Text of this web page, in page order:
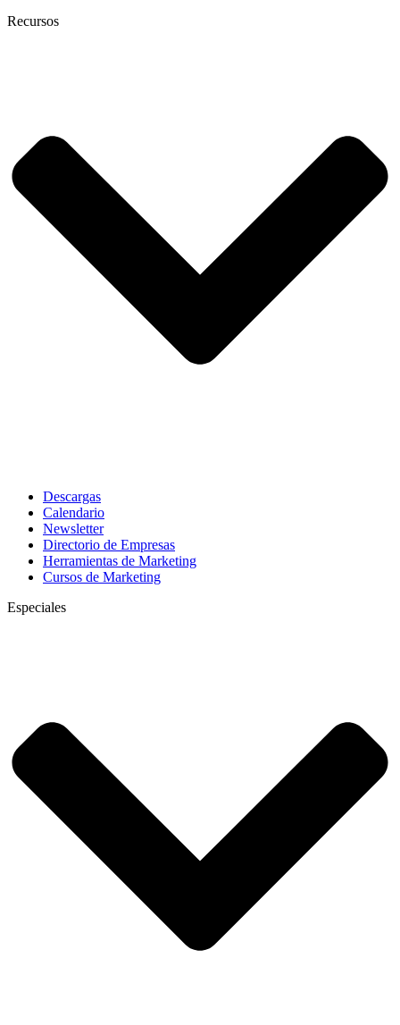
Recursos
Descargas
Calendario
Newsletter
Directorio de Empresas
Herramientas de Marketing
Cursos de Marketing
Especiales